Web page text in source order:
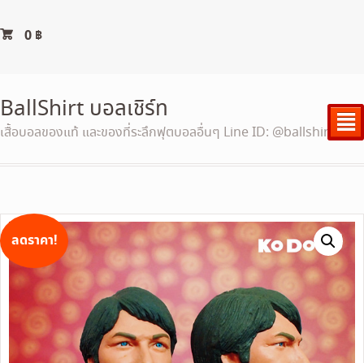
0 ฿
BallShirt บอลเชิร์ท
เสื้อบอลของแท้ และของที่ระลึกฟุตบอลอื่นๆ Line ID: @ballshirt²
ลดราคา!